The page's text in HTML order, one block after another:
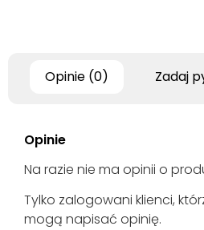
Opinie (0) Zadaj
Opinie
Na razie nie ma opinii o
Tylko zalogowani klienci,
mogą napisać opinię.